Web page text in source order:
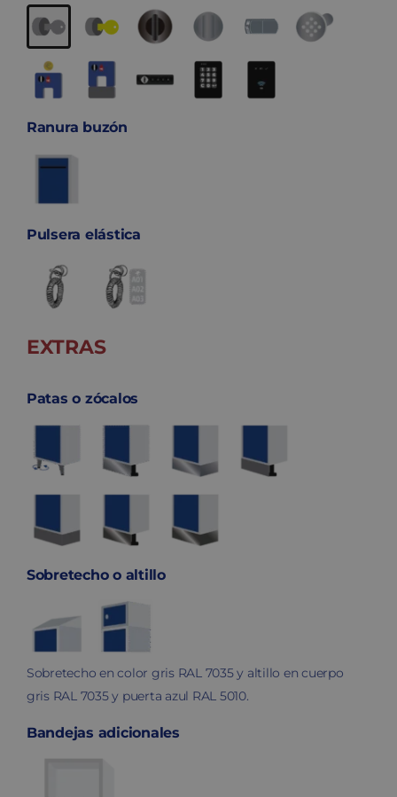
Ranura buzón
Pulsera elástica
EXTRAS
Patas o zócalos
Sobretecho o altillo
Sobretecho en color gris RAL 7035 y altillo en cuerpo
gris RAL 7035 y puerta azul RAL 5010.
Bandejas adicionales